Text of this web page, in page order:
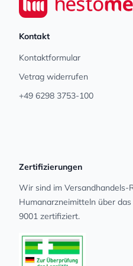
Kontakt
Kontaktformular
Vetrag widerrufen
+49 6298 3753-100
Zertifizierungen
Wir sind im Versandhandels-
Human­arz­nei­mit­teln über
9001 zertifiziert.